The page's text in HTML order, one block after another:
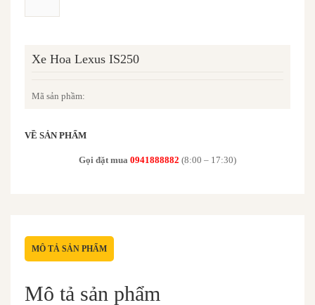
Xe Hoa Lexus IS250
Mã sản phầm:
VỀ SẢN PHẨM
Gọi đặt mua 0941888882 (8:00 – 17:30)
MÔ TẢ SẢN PHẨM
Mô tả sản phẩm